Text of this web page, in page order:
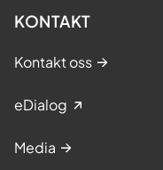
KONTAKT
Kontakt oss
eDialog
Media